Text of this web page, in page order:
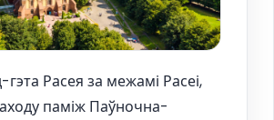
гэта Расея за межамі Расеі,
паміж Паўночна-